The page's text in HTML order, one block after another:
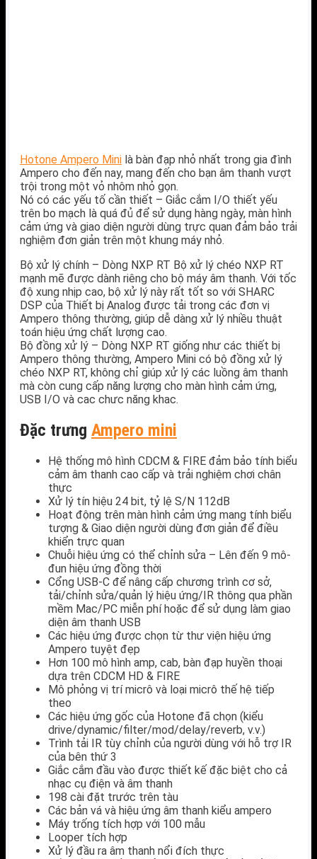
Hotone Ampero Mini là bàn đạp nhỏ nhất trong gia đình
Ampero cho đến nay, mang đến cho bạn âm thanh vượt
trội trong một vỏ nhôm nhỏ gọn.
Nó có các yếu tố cần thiết – Giắc cắm I/O thiết yếu
trên bo mạch là quá đủ để sử dụng hàng ngày, màn hình
cảm ứng và giao diện người dùng trực quan đảm bảo trải
nghiệm đơn giản trên một khung máy nhỏ.
Bộ xử lý chính – Dòng NXP RT Bộ xử lý chéo NXP RT
mạnh mẽ được dành riêng cho bộ máy âm thanh. Với tốc
độ xung nhịp cao, bộ xử lý này rất tốt so với SHARC
DSP của Thiết bị Analog được tải trong các đơn vị
Ampero thông thường, giúp dễ dàng xử lý nhiều thuật
toán hiệu ứng chất lượng cao.
Bộ đồng xử lý – Dòng NXP RT giống như các thiết bị
Ampero thông thường, Ampero Mini có bộ đồng xử lý
chéo NXP RT, không chỉ giúp xử lý các luồng âm thanh
mà còn cung cấp năng lượng cho màn hình cảm ứng,
USB I/O và cac chưc năng khac.
Đặc trưng Ampero mini
Hệ thống mô hình CDCM & FIRE đảm bảo tính biểu
cảm âm thanh cao cấp và trải nghiệm chơi chân
thực
Xử lý tín hiệu 24 bit, tỷ lệ S/N 112dB
Hoạt động trên màn hình cảm ứng mang tính biểu
tượng & Giao diện người dùng đơn giản để điều
khiển trực quan
Chuỗi hiệu ứng có thể chỉnh sửa – Lên đến 9 mô-
đun hiệu ứng đồng thời
Cổng USB-C để nâng cấp chương trình cơ sở,
tải/chỉnh sửa/quản lý hiệu ứng/IR thông qua phần
mềm Mac/PC miễn phí hoặc để sử dụng làm giao
diện âm thanh USB
Các hiệu ứng được chọn từ thư viện hiệu ứng
Ampero tuyệt đẹp
Hơn 100 mô hình amp, cab, bàn đạp huyền thoại
dựa trên CDCM HD & FIRE
Mô phỏng vị trí micrô và loại micrô thế hệ tiếp
theo
Các hiệu ứng gốc của Hotone đã chọn (kiểu
drive/dynamic/filter/mod/delay/reverb, v.v.)
Trình tải IR tùy chỉnh của người dùng với hỗ trợ IR
của bên thứ 3
Giắc cắm đầu vào được thiết kế đặc biệt cho cả
nhạc cụ điện và âm thanh
198 cài đặt trước trên tàu
Các bản vá và hiệu ứng âm thanh kiểu ampero
Máy trống tích hợp với 100 mẫu
Looper tích hợp
Xử lý đầu ra âm thanh nổi đích thực